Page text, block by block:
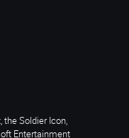
the Soldier Icon,
Entertainment